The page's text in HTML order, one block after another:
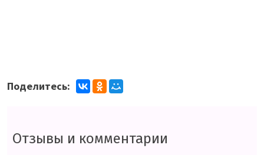
Поделитесь:
Отзывы и комментарии